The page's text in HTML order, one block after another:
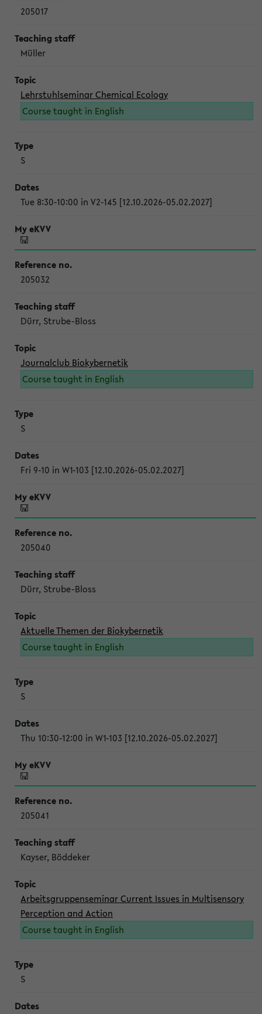
205017
Müller
Lehrstuhlseminar Chemical Ecology
Course taught in English
S
Tue 8:30-10:00 in V2-145 [12.10.2026-05.02.2027]
205032
Dürr, Strube-Bloss
Journalclub Biokybernetik
Course taught in English
S
Fri 9-10 in W1-103 [12.10.2026-05.02.2027]
205040
Dürr, Strube-Bloss
Aktuelle Themen der Biokybernetik
Course taught in English
S
Thu 10:30-12:00 in W1-103 [12.10.2026-05.02.2027]
205041
Kayser, Böddeker
Arbeitsgruppenseminar Current Issues in Multisensory
Perception and Action
Course taught in English
S